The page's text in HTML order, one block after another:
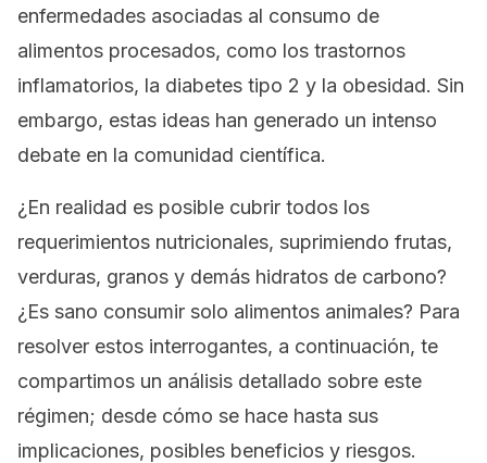
enfermedades asociadas al consumo de
alimentos procesados, como los trastornos
inflamatorios, la diabetes tipo 2 y la obesidad. Sin
embargo, estas ideas han generado un intenso
debate en la comunidad científica.
¿En realidad es posible cubrir todos los
requerimientos nutricionales, suprimiendo frutas,
verduras, granos y demás hidratos de carbono?
¿Es sano consumir solo alimentos animales? Para
resolver estos interrogantes, a continuación, te
compartimos un análisis detallado sobre este
régimen; desde cómo se hace hasta sus
implicaciones, posibles beneficios y riesgos.